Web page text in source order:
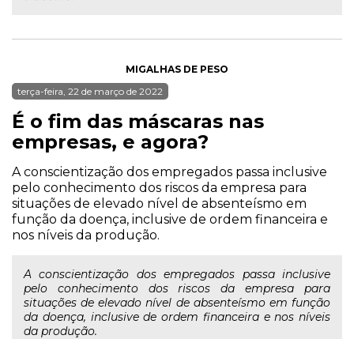
MIGALHAS DE PESO
terça-feira, 22 de março de 2022
É o fim das máscaras nas
empresas, e agora?
A conscientização dos empregados passa inclusive
pelo conhecimento dos riscos da empresa para
situações de elevado nível de absenteísmo em
função da doença, inclusive de ordem financeira e
nos níveis da produção.
A conscientização dos empregados passa inclusive
pelo conhecimento dos riscos da empresa para
situações de elevado nível de absenteísmo em função
da doença, inclusive de ordem financeira e nos níveis
da produção.